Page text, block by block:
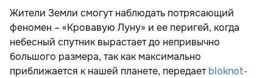
Жители Земли смогут наблюдать потрясающий
феномен – «Кровавую Луну» и ее перигей, когда
небесный спутник вырастает до непривычно
большого размера, так как максимально
приближается к нашей планете, передаетbloknot-